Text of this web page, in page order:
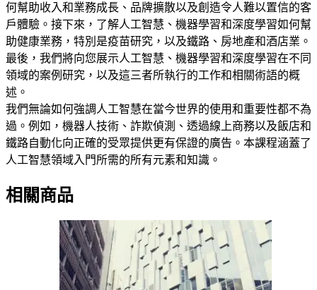
何幫助收入和業務成長、品牌擴散以及創造令人難以置信的客
戶體驗。接下來，了解人工智慧、機器學習和深度學習如何幫
助健康業務，特別是疫苗研究，以及鐵路、房地產和酒店業。
最後，我們將向您展示人工智慧、機器學習和深度學習在不同
領域的案例研究，以及這三者所執行的工作和相關術語的概
述。
我們無論如何強調人工智慧在當今世界的使用和重要性都不為
過。例如，機器人技術、詐欺偵測、透過線上商務以及飯店和
鐵路自動化向正確的受眾提供更有保證的廣告。本課程涵蓋了
人工智慧領域入門所需的所有元素和知識。
相關商品